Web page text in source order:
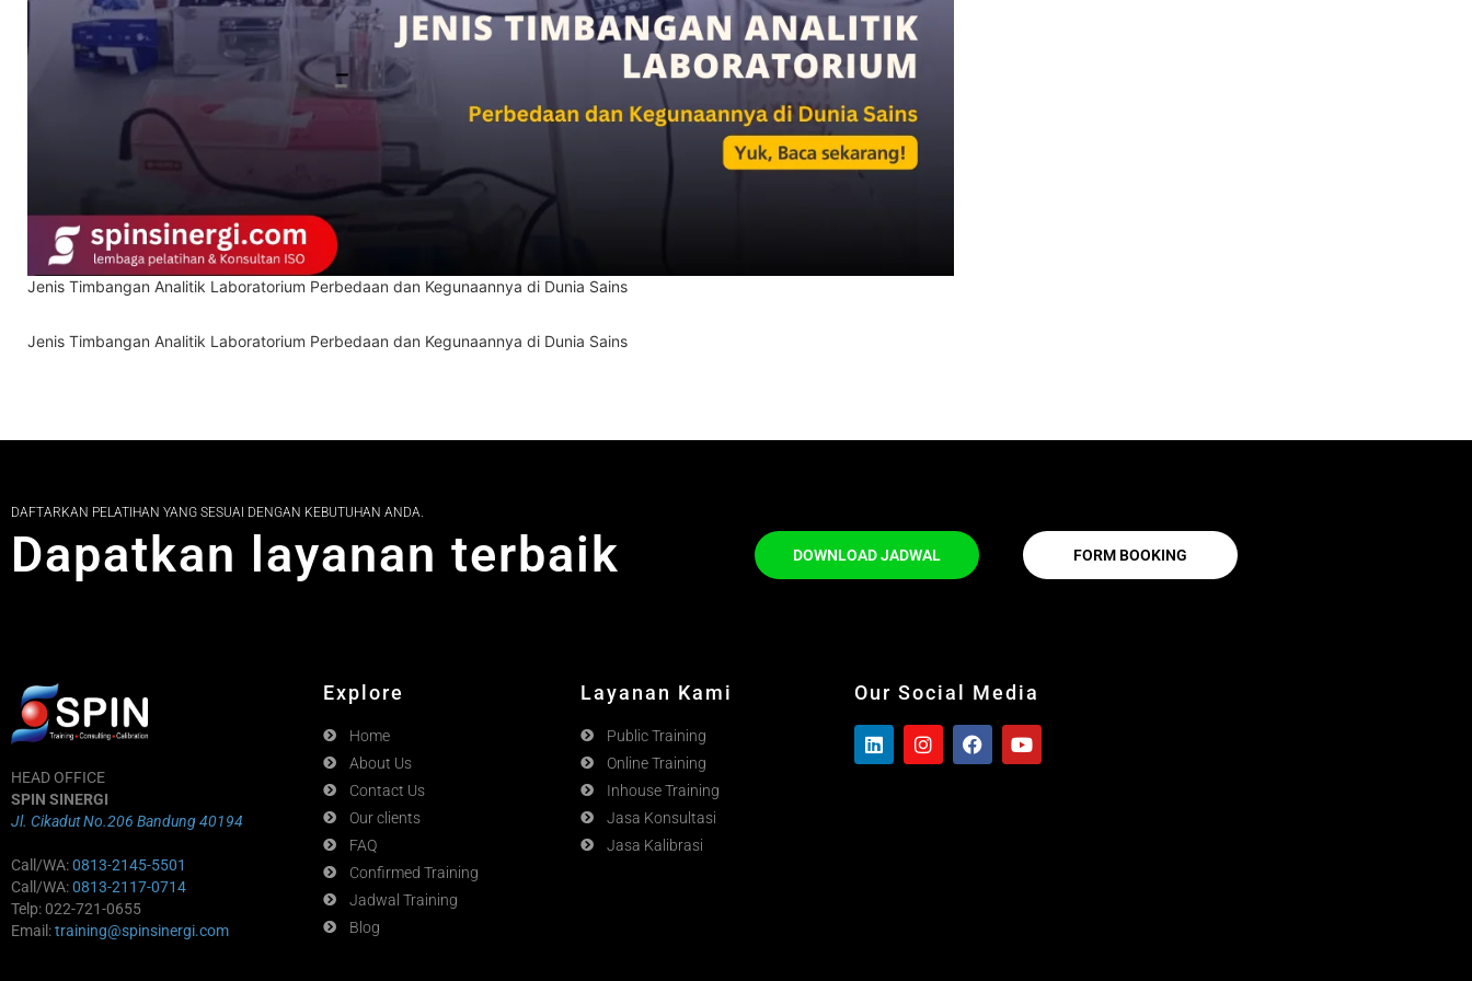
Jenis Timbangan Analitik Laboratorium Perbedaan dan Kegunaannya di Dunia Sains
Jenis Timbangan Analitik Laboratorium Perbedaan dan Kegunaannya di Dunia Sains
DAFTARKAN PELATIHAN YANG SESUAI DENGAN KEBUTUHAN ANDA.
Dapatkan layanan terbaik DOWNLOAD JADWAL FORM BOOKING
HEAD OFFICE
SPIN SINERGI
Jl. Cikadut No.206 Bandung 40194
Call/WA:0813-2145-5501
Call/WA:0813-2117-0714
Telp: 022-721-0655
Email:training@spinsinergi.com
Explore
Home
About Us
Contact Us
Our clients
FAQ
Confirmed Training
Jadwal Training
Blog
Layanan Kami
Public Training
Online Training
Inhouse Training
Jasa Konsultasi
Jasa Kalibrasi
Our Social Media